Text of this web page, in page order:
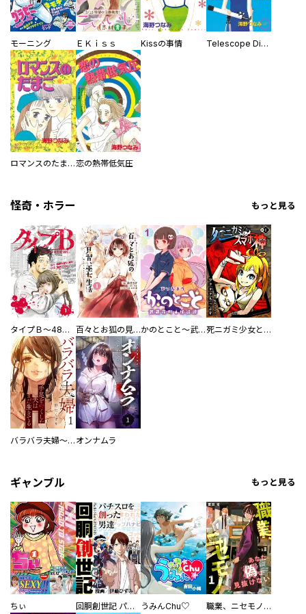
モーニング ＥＫｉｓｓ Kissの事情 Telescope Diaries
ロマンスのたまご恋の熱帯低気圧
怪奇・ホラー もっと見る
タイプＢ～48時間後、致死率100％～【単話】 百々とお狐の見習い巫女生活【単行本版】 かのとこと～武蔵花町怪話譚～ 【連載版】 死ニガミ少女とスマホ神
バラバラ夫婦～手足をなくした夫はまだ生きてる オンナムラ
ギャンブル もっと見る
ちぃ 回胴創世記 パチスロを創った男達 うみんChu♡ 職業、ニセモノ～あなたに偽は見抜けない【電子単行本版】